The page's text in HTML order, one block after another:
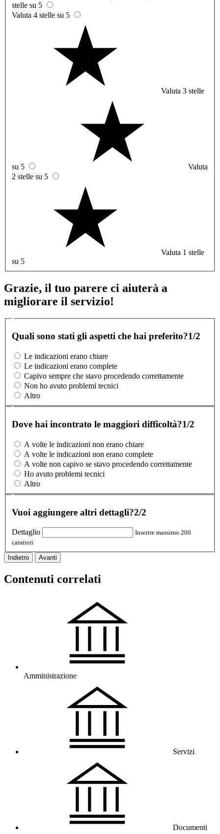
stelle su 5
Valuta 4 stelle su 5
Valuta 3 stelle
su 5
Valuta
2 stelle su 5
Valuta 1 stelle
su 5
Grazie, il tuo parere ci aiuterà a
migliorare il servizio!
Quali sono stati gli aspetti che hai preferito?1/2
Le indicazioni erano chiare
Le indicazioni erano complete
Capivo sempre che stavo procedendo correttamente
Non ho avuto problemi tecnici
Altro
Dove hai incontrato le maggiori difficoltà?1/2
A volte le indicazioni non erano chiare
A volte le indicazioni non erano complete
A volte non capivo se stavo procedendo correttamente
Ho avuto problemi tecnici
Altro
Vuoi aggiungere altri dettagli?2/2
Dettaglio
Inserire massimo 200
caratteri
Indietro Avanti
Contenuti correlati
Amministrazione
Servizi
Documenti